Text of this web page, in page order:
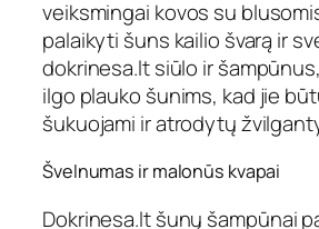
veiksmingai kovos su
palaikyti šuns kailio švarą ir
dokrinesa.ltsiūlo ir
ilgo plauko šunims, kad jie
šukuojami ir atrodytų
Švelnumas ir malonūs kvapai
Dokrinesa.lt šunų šampūnai